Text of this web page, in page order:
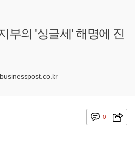
부의 '싱글세' 해명에 진
0